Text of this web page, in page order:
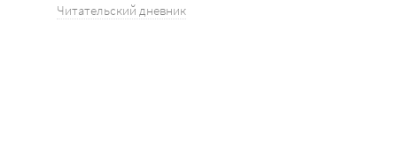
Читательский дневник